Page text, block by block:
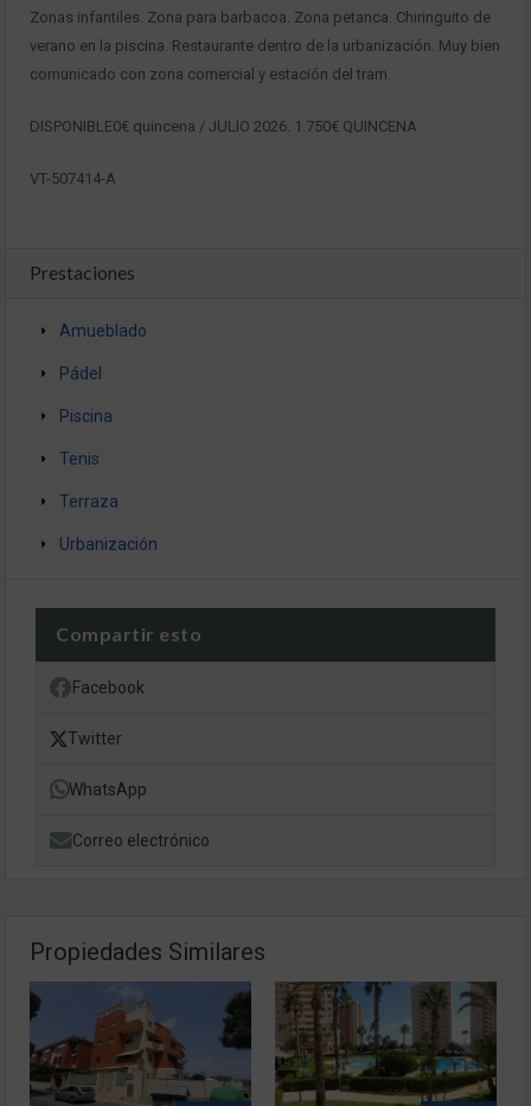
Zonas infantiles. Zona para barbacoa. Zona petanca. Chiringuito de
verano en la piscina. Restaurante dentro de la urbanización. Muy bien
comunicado con zona comercial y estación del tram.
DISPONIBLE0€ quincena / JULIO 2026. 1.750€ QUINCENA
VT-507414-A
Prestaciones
Amueblado
Pádel
Piscina
Tenis
Terraza
Urbanización
Compartir esto
Facebook
Twitter
WhatsApp
Correo electrónico
Propiedades Similares